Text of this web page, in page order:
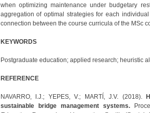
when optimizing maintenance under budgetary
aggregation of optimal strategies for each
connection between the course curricula of the MSc
KEYWORDS
Postgraduate education; applied research; heuristic
REFERENCE
NAVARRO, I.J.; YEPES, V.; MARTÍ, J.V. (2018).
sustainable bridge management systems.